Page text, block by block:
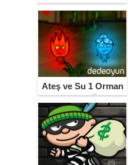
Ateş ve Su 1 Orman
Tapınağı